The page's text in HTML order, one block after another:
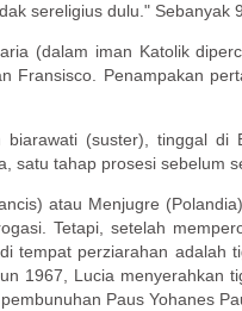
sereligius dulu."
(dalam iman Katolik
Penampakan
(suster), tinggal
satu tahap prosesi sebelum
atau Menjugre
Tetapi, setelah
tempat perziarahan
1967, Lucia
Paus Yohanes